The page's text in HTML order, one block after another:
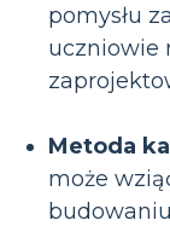
pomysłu
uczniowie
Metoda
może